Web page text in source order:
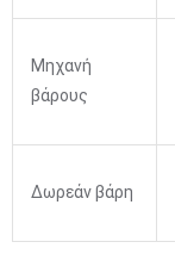
Μηχανή
βάρους
Δωρεάν βάρη